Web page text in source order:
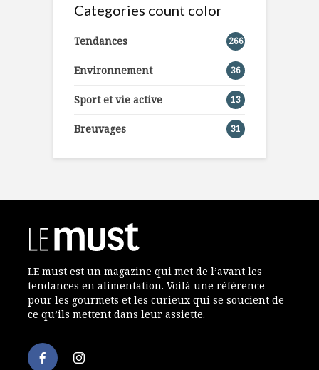
Categories count color
Tendances 266
Environnement 36
Sport et vie active 13
Breuvages 31
LE must est un magazine qui met de l’avant les
tendances en alimentation. Voilà une référence
pour les gourmets et les curieux qui se soucient de
ce qu’ils mettent dans leur assiette.